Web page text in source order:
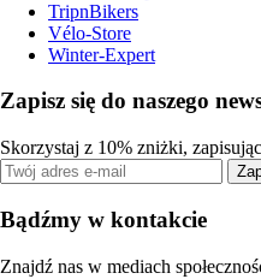
TripnBikers
Vélo-Store
Winter-Expert
Zapisz się do naszego
Skorzystaj z 10% zniżki,
Bądźmy w kontakcie
Znajdź nas w mediach